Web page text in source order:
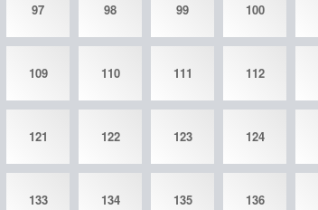
97 98 99 100
109 110 111 112
121 122 123 124
133 134 135 136